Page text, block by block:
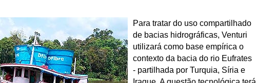
Para tratar do uso compartilhado
de bacias hidrográficas, Venturi
utilizará como base empírica o
contexto da bacia do rio Eufrates
- partilhada por Turquia, Síria e